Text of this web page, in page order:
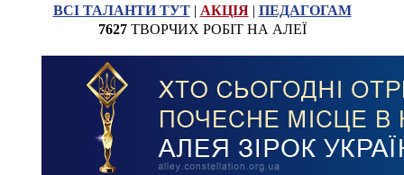
ВСІ ТАЛАНТИ ТУТ| АКЦІЯ| ПЕДАГОГАМ
7627ТВОРЧИХ РОБІТ НА АЛЕЇ